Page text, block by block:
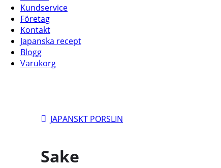
Kundservice
Företag
Kontakt
Japanska recept
Blogg
Varukorg
JAPANSKT PORSLIN
Sake